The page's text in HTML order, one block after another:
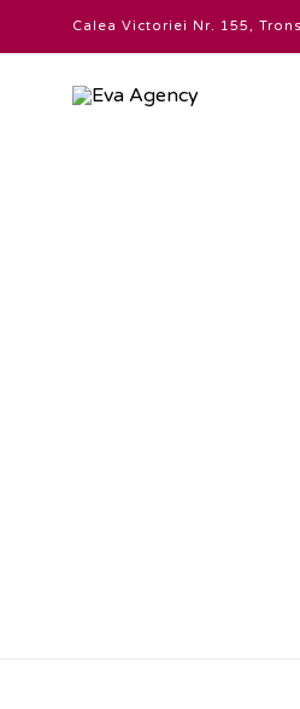
Calea Victoriei Nr. 155,